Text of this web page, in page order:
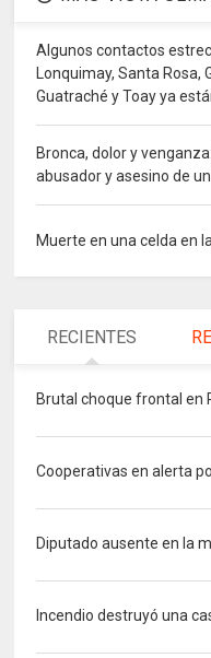
Algunos contactos
Lonquimay, Santa Rosa,
Guatraché y Toay ya
Bronca, dolor y
abusador y asesino de
Muerte en una celda en
RECIENTES
Brutal choque frontal en
Cooperativas en alerta
Diputado ausente en la
Incendio destruyó una